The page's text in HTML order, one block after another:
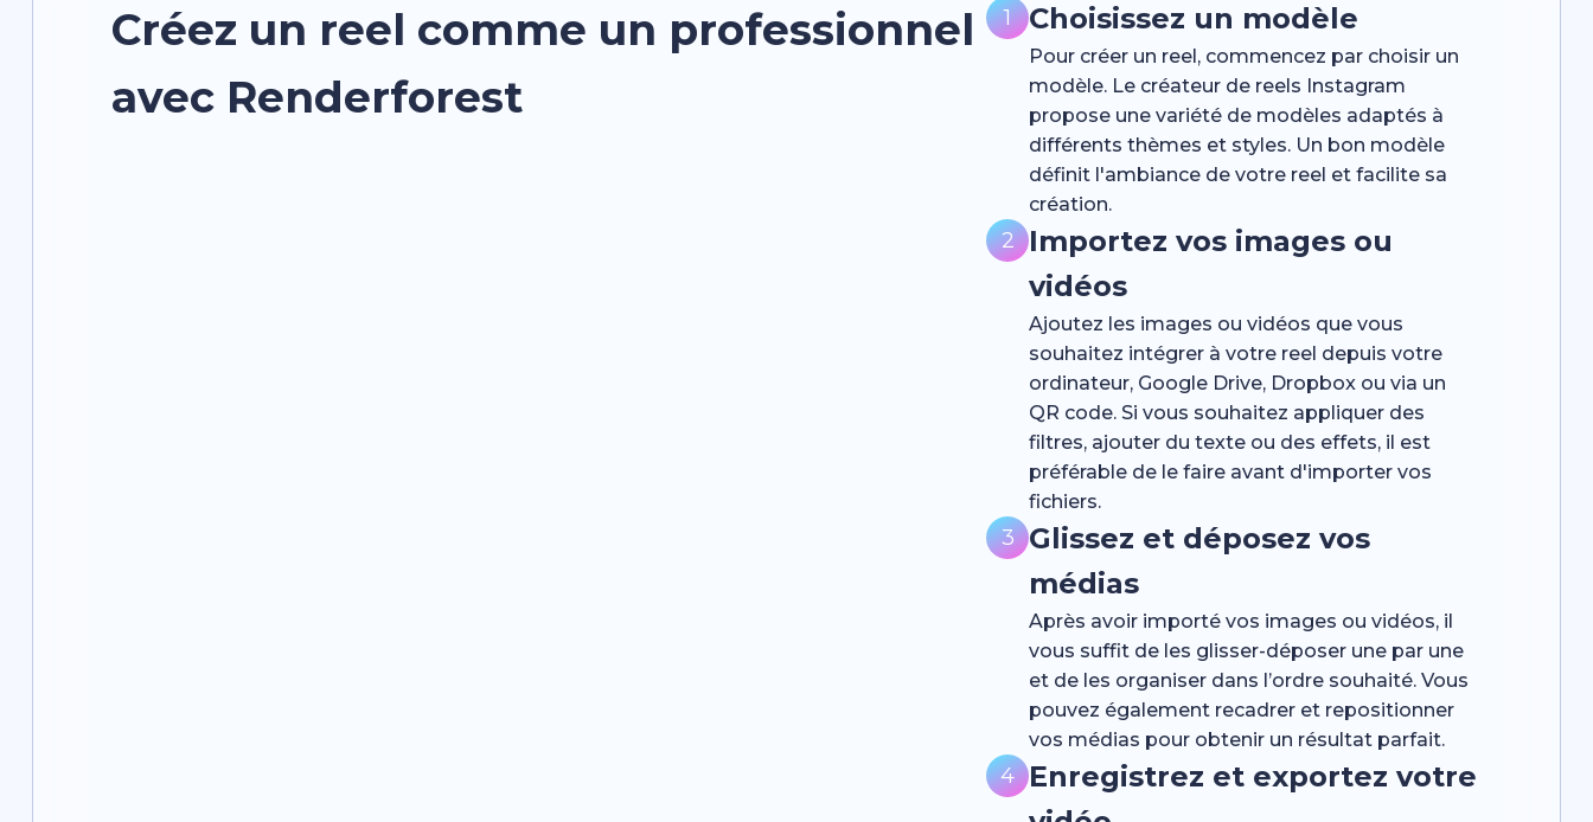
Créez un reel comme un professionnel
avec Renderforest
1 Choisissez un modèle
Pour créer un reel, commencez par choisir un
modèle. Le créateur de reels Instagram
propose une variété de modèles adaptés à
différents thèmes et styles. Un bon modèle
définit l'ambiance de votre reel et facilite sa
création.
2
Importez vos images ou
vidéos
Ajoutez les images ou vidéos que vous
souhaitez intégrer à votre reel depuis votre
ordinateur, Google Drive, Dropbox ou via un
QR code. Si vous souhaitez appliquer des
filtres, ajouter du texte ou des effets, il est
préférable de le faire avant d'importer vos
fichiers.
3
Glissez et déposez vos
médias
Après avoir importé vos images ou vidéos, il
vous suffit de les glisser-déposer une par une
et de les organiser dans l’ordre souhaité. Vous
pouvez également recadrer et repositionner
vos médias pour obtenir un résultat parfait.
4
Enregistrez et exportez votre